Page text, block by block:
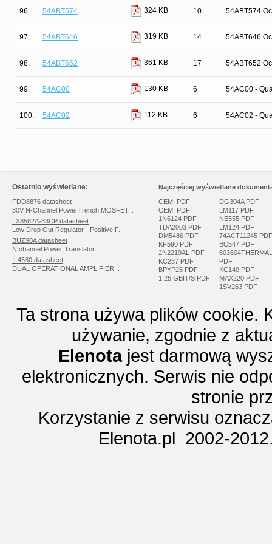
96. 54ABT574 324 KB 10 54ABT574
97. 54ABT646 319 KB 14 54ABT646
98. 54ABT652 361 KB 17 54ABT652
99. 54AC00 130 KB 6 54AC00 -
100. 54AC02 112 KB 6 54AC02 -
Ostatnio wyświetlane:
FDD8876 datasheet
30V N-Channel PowerTrench MOSFET...
LX8582A-33CP datasheet
Low Drop Out Regulator - Positive F...
BUZ90A datasheet
N channel Power Translator...
IL4560 datasheet
DUAL OPERATIONAL AMPLIFIER...
Najczęściej wyświetlane
CEMI PDF
CEMI PDF
1N6124 PDF
TDA2003 PDF
DM5486 PDF
KF590 PDF
2N2219AL PDF
KC237 PDF
BPYP25 PDF
1.25 GBIT/S PDF
DG304A PDF
LM117 PDF
NE555 PDF
LM124 PDF
74ACT11245 PDF
BC547 PDF
603604THERMAL
PDF
KC149 PDF
MAX220 PDF
1SV263 PDF
Ta strona używa plików cookie.
używanie, zgodnie z
Elenotajest darmową
elektronicznych. Serwis nie
stronie
Korzystanie z serwisu
Elenota.pl 2002-